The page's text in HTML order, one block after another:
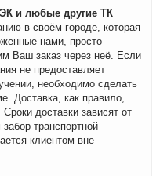
и любые другие ТК
в своём городе, которая
нами, просто
Ваш заказ через неё. Если
не предоставляет
необходимо сделать
Доставка, как правило,
доставки зависят от
транспортной
клиентом вне